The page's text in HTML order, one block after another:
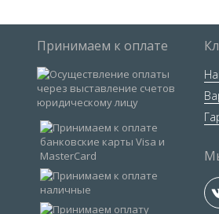
Принимаем к оплате